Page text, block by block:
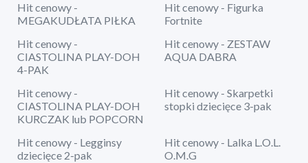
Hit cenowy -
MEGAKUDŁATA PIŁKA
Hit cenowy - Figurka
Fortnite
Hit cenowy -
CIASTOLINA PLAY-DOH
4-PAK
Hit cenowy - ZESTAW
AQUA DABRA
Hit cenowy -
CIASTOLINA PLAY-DOH
KURCZAK lub POPCORN
Hit cenowy - Skarpetki
stopki dziecięce 3-pak
Hit cenowy - Legginsy
dziecięce 2-pak
Hit cenowy - Lalka L.O.L.
O.M.G